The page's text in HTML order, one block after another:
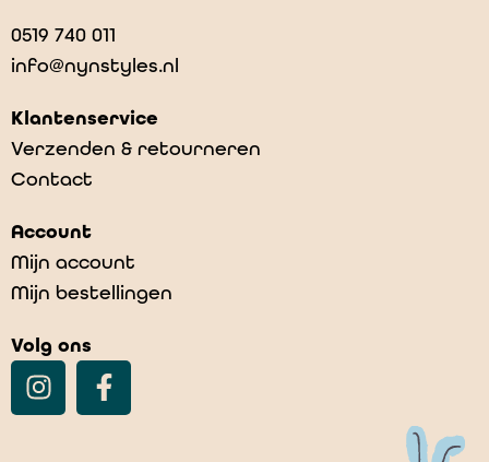
0519 740 011
info@nynstyles.nl
Klantenservice
Verzenden & retourneren
Contact
Account
Mijn account
Mijn bestellingen
Volg ons